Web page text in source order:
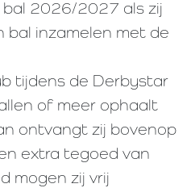
bal 2026/2027 als zij
bal inzamelen met de
tijdens de Derbystar
of meer ophaalt
ontvangt zij bovenop
extra tegoed van
mogen zij vrij